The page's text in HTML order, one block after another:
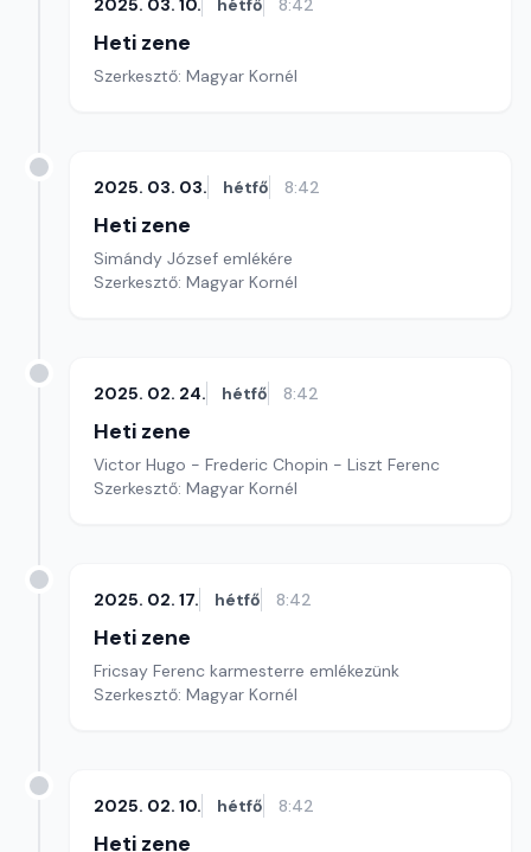
2025. 03. 10. hétfő 8:42
Heti zene
Szerkesztő: Magyar Kornél
2025. 03. 03. hétfő 8:42
Heti zene
Simándy József emlékére
Szerkesztő: Magyar Kornél
2025. 02. 24. hétfő 8:42
Heti zene
Victor Hugo - Frederic Chopin - Liszt Ferenc
Szerkesztő: Magyar Kornél
2025. 02. 17. hétfő 8:42
Heti zene
Fricsay Ferenc karmesterre emlékezünk
Szerkesztő: Magyar Kornél
2025. 02. 10. hétfő 8:42
Heti zene